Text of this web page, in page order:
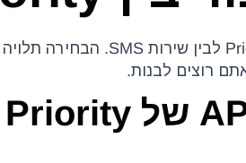
רוצים לבנות.